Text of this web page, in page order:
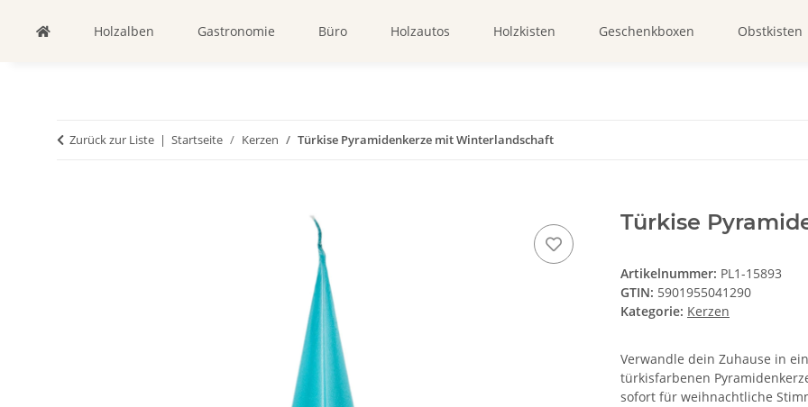
Holzalben Gastronomie Büro Holzautos Holzkisten Geschenkboxen Obstkisten
Zurück zur Liste Startseite Kerzen Türkise Pyramidenkerze mit Winterlandschaft
Türkise
Artikelnummer: PL1-15893
GTIN: 5901955041290
Kategorie: Kerzen
Verwandle dein Zuhause in
türkisfarbenen
sofort für weihnachtliche